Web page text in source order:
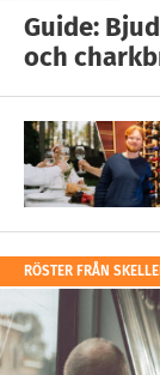
Guide:
och
RÖSTER FRÅN